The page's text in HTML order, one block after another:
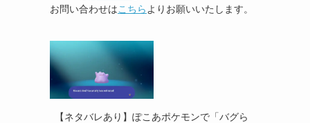
お問い合わせはこちら よりお願いいたします。
【ネタバレあり】ぽこあポケモンで「バグら